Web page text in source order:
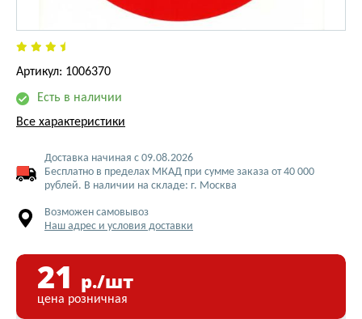
Артикул: 1006370
Есть в наличии
Все характеристики
Доставка начиная с 09.08.2026
Бесплатно в пределах МКАД при сумме заказа от 40 000
рублей. В наличии на складе: г. Москва
Возможен самовывоз
Наш адрес и условия доставки
21 р./шт
цена розничная